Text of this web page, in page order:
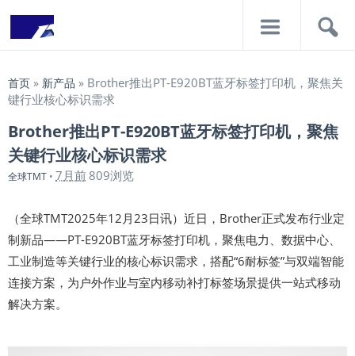
首页 » 新产品 » Brother推出PT-E920BT蓝牙标签打印机，聚焦关
键行业核心标识需求
Brother推出PT-E920BT蓝牙标签打印机，聚焦
关键行业核心标识需求
全球TMT • 7月前809浏览
（全球TMT2025年12月23日讯）近日，Brother正式发布行业定
制新品——PT-E920BT蓝牙标签打印机，聚焦电力、数据中心、
工业制造等关键行业的核心标识需求，搭配“6耐标签”与双端智能
连接方案，为户外作业与室内移动补打标签场景提供一站式移动
解决方案。